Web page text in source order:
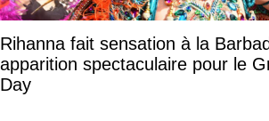
Rihanna fait sensation à la
apparition spectaculaire pour le
Day